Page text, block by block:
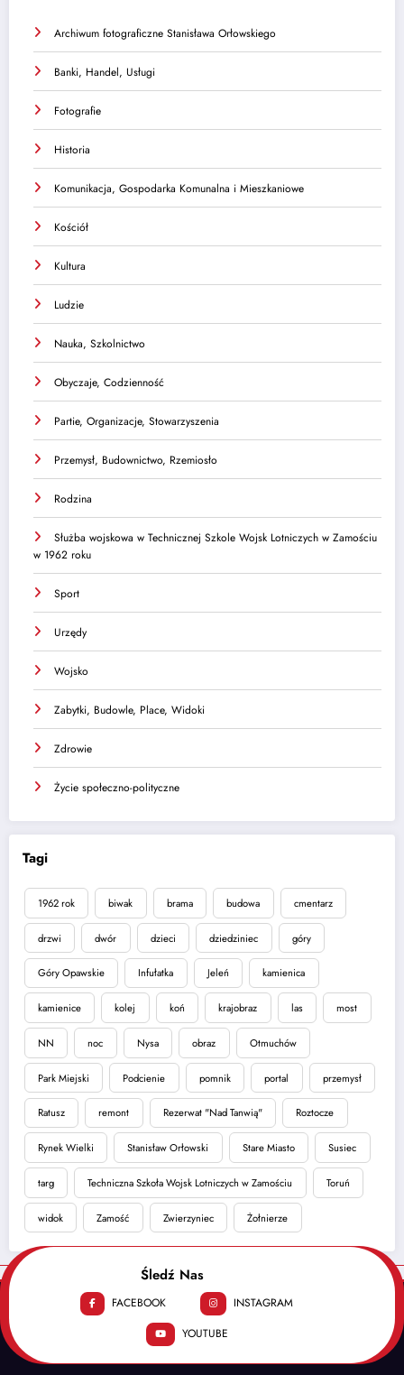
Archiwum fotograficzne Stanisława Orłowskiego
Banki, Handel, Usługi
Fotografie
Historia
Komunikacja, Gospodarka Komunalna i Mieszkaniowe
Kościół
Kultura
Ludzie
Nauka, Szkolnictwo
Obyczaje, Codzienność
Partie, Organizacje, Stowarzyszenia
Przemysł, Budownictwo, Rzemiosło
Rodzina
Służba wojskowa w Technicznej Szkole Wojsk Lotniczych w Zamościu
w 1962 roku
Sport
Urzędy
Wojsko
Zabytki, Budowle, Place, Widoki
Zdrowie
Życie społeczno-polityczne
Tagi
1962 rok biwak brama budowa cmentarz
drzwi dwór dzieci dziedziniec góry
Góry Opawskie Infułatka Jeleń kamienica
kamienice kolej koń krajobraz las most
NN noc Nysa obraz Otmuchów
Park Miejski Podcienie pomnik portal przemysł
Ratusz remont Rezerwat "Nad Tanwią" Roztocze
Rynek Wielki Stanisław Orłowski Stare Miasto Susiec
targ Techniczna Szkoła Wojsk Lotniczych w Zamościu Toruń
widok Zamość Zwierzyniec Żołnierze
Śledź Nas
FACEBOOK
INSTAGRAM
YOUTUBE